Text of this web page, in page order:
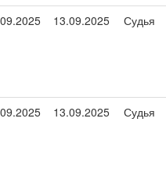
13.09.2025 Судья
13.09.2025 Судья